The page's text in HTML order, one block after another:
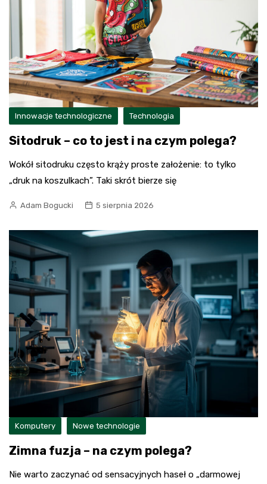
Innowacje technologiczne Technologia
Sitodruk – co to jest i na czym polega?
Wokół sitodruku często krąży proste założenie: to tylko
„druk na koszulkach”. Taki skrót bierze się
Adam Bogucki 5 sierpnia 2026
Komputery Nowe technologie
Zimna fuzja – na czym polega?
Nie warto zaczynać od sensacyjnych haseł o „darmowej